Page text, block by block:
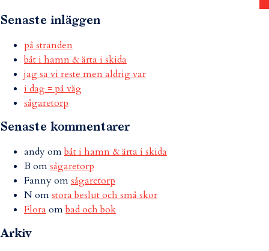
Senaste inläggen
på stranden
båt i hamn & ärta i skida
jag sa vi reste men aldrig var
i dag = på väg
sågaretorp
Senaste kommentarer
andyombåt i hamn & ärta i skida
B omsågaretorp
Fannyomsågaretorp
Nomstora beslut och små skor
Flora ombad och bok
Arkiv